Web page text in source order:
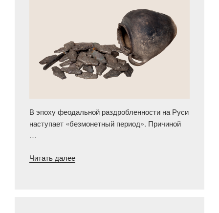
В эпоху феодальной раздробленности на Руси
наступает «безмонетный период». Причиной
…
Читать далее«Какие